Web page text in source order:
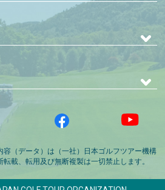
容（データ）は（一社）日本ゴルフツアー機構
載、転用及び無断複製は一切禁止します。